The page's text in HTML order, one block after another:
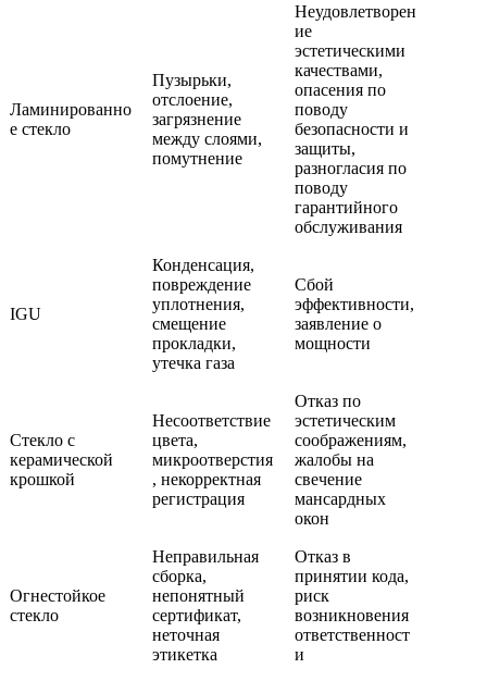
Ламинированно
е стекло
Пузырьки,
отслоение,
загрязнение
между слоями,
помутнение
Неудовлетворен
ие
эстетическими
качествами,
опасения по
поводу
безопасности и
защиты,
разногласия по
поводу
гарантийного
обслуживания
IGU
Конденсация,
повреждение
уплотнения,
смещение
прокладки,
утечка газа
Сбой
эффективности,
заявление о
мощности
Стекло с
керамической
крошкой
Несоответствие
цвета,
микроотверстия
, некорректная
регистрация
Отказ по
эстетическим
соображениям,
жалобы на
свечение
мансардных
окон
Огнестойкое
стекло
Неправильная
сборка,
непонятный
сертификат,
неточная
этикетка
Отказ в
принятии кода,
риск
возникновения
ответственност
и